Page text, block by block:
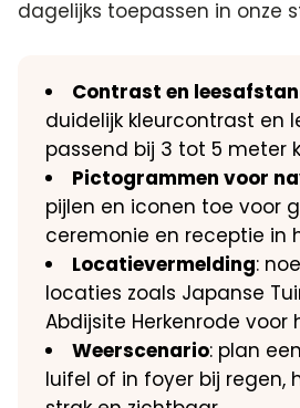
dagelijks toepassen in onze
Contrast en
duidelijk kleurcontrast en
passend bij 3 tot 5 meter
Pictogrammen voor
pijlen en iconen toe voor
ceremonie en receptie in
Locatievermelding:
locaties zoals Japanse
Abdijsite Herkenrode voor
Weerscenario: plan
luifel of in foyer bij regen,